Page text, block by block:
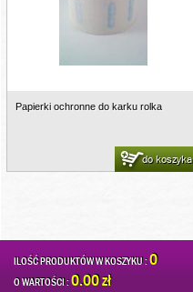
Papierki ochronne do karku rolka
do koszyka
ILOŚĆ PRODUKTÓW W KOSZYKU :0
O WARTOŚCI :0.00 zł